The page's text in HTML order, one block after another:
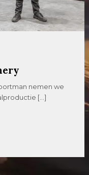
nemen we
[…]